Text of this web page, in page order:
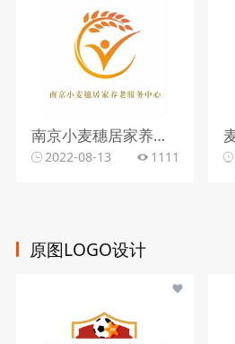
南京小麦穗居家养老服务中心
2022-08-13 1111
原图LOGO设计